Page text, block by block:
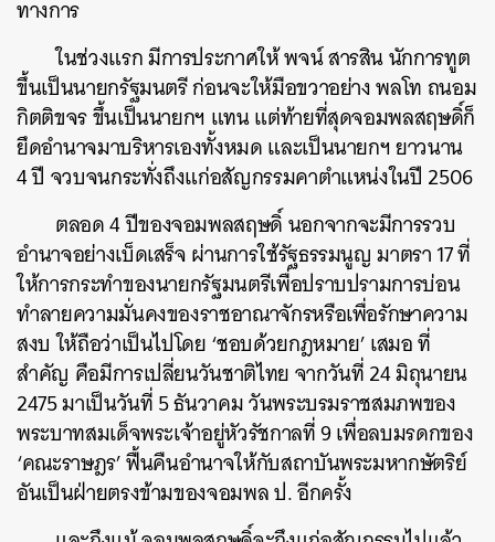
ทางการ
ในช่วงแรก มีการประกาศให้ พจน์ สารสิน นักการทูต
ขึ้นเป็นนายกรัฐมนตรี ก่อนจะให้มือขวาอย่าง พลโท ถนอม
กิตติขจร ขึ้นเป็นนายกฯ แทน แต่ท้ายที่สุดจอมพลสฤษดิ์ก็
ยึดอำนาจมาบริหารเองทั้งหมด และเป็นนายกฯ ยาวนาน
4 ปี จวบจนกระทั่งถึงแก่อสัญกรรมคาตำแหน่งในปี 2506
ตลอด 4 ปีของจอมพลสฤษดิ์ นอกจากจะมีการรวบ
อำนาจอย่างเบ็ดเสร็จ ผ่านการใช้รัฐธรรมนูญ มาตรา 17 ที่
ให้การกระทำของนายกรัฐมนตรีเพื่อปราบปรามการบ่อน
ทำลายความมั่นคงของราชอาณาจักรหรือเพื่อรักษาความ
สงบ ให้ถือว่าเป็นไปโดย ‘ชอบด้วยกฎหมาย’ เสมอ ที่
สำคัญ คือมีการเปลี่ยนวันชาติไทย จากวันที่ 24 มิถุนายน
2475 มาเป็นวันที่ 5 ธันวาคม วันพระบรมราชสมภพของ
พระบาทสมเด็จพระเจ้าอยู่หัวรัชกาลที่ 9 เพื่อลบมรดกของ
‘คณะราษฎร’ ฟื้นคืนอำนาจให้กับสถาบันพระมหากษัตริย์
อันเป็นฝ่ายตรงข้ามของจอมพล ป. อีกครั้ง
ค้นหา
SHARE TWEET LINE EMAIL